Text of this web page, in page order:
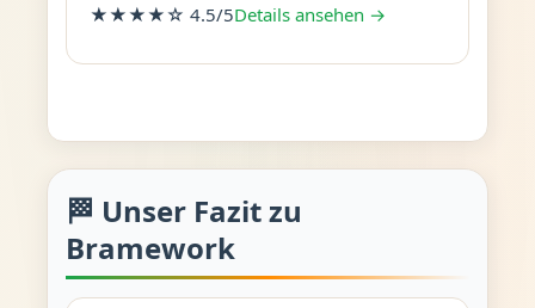
★★★★☆ 4.5/5Details ansehen →
🏁 Unser Fazit zu
Bramework